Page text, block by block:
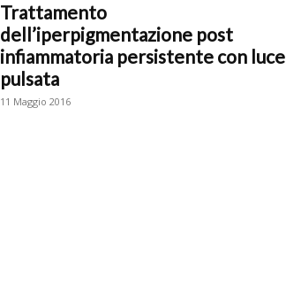
Trattamento
dell’iperpigmentazione post
infiammatoria persistente con luce
pulsata
11 Maggio 2016